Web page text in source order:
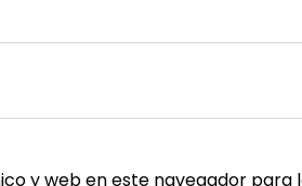
y web en este navegador para